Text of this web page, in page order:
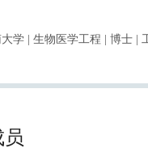
学 生物医学工程 博士
员